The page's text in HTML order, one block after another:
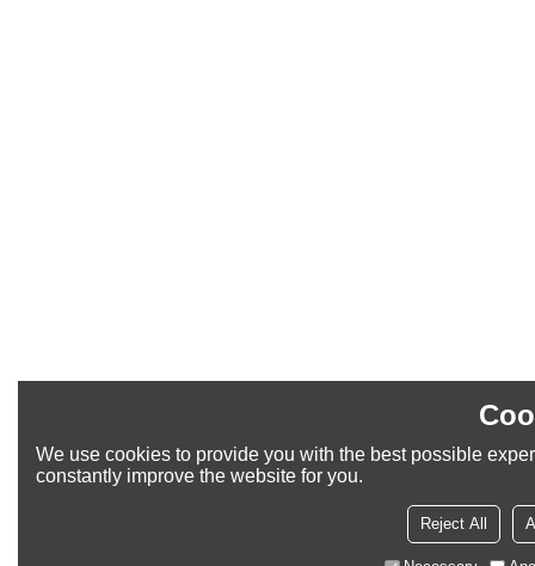
We use cookies to provide you with the best possible
constantly improve the website for you.
Reject All